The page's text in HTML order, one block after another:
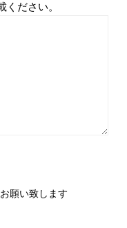
ださい。
願い致します